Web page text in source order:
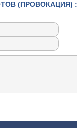
(ПРОВОКАЦИЯ) :